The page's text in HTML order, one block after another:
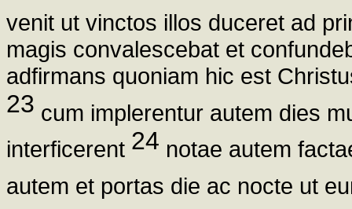
venit ut vinctos illos duceret ad
magis convalescebat et
adfirmans quoniam hic est
23 cum implerentur autem dies
interficerent 24 notae autem
autem et portas die ac nocte ut